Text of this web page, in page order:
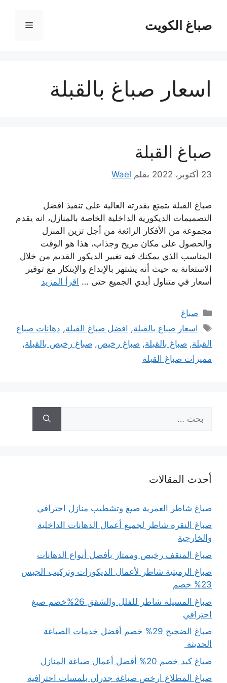
المحتوىصباغ الكويت القائمة
اسعار صباغ بالقبلة
صباغ القبلة
23 أكتوبر، 2022 بقلم Wael
صباغ القبلة يتمتع بقدرته العالية على تنفيذ افضل
التصميمات الديكورية الداخلية الخاصة بالمنازل، انه يقدم
مجموعة من الأفكار الرائعة من أجل تزين المنزل
والحصول على مكان مريح وجذاب، هذا هو الوقت
المناسب الذي يمكنك فيه تغيير الديكور القديم من خلال
الاستعانة به حيث أنه يشتهر بالإبداع والإبتكار مع توفير
أسعار في متناول أيدي الجميع حتى … اقرأ المزيد
التصنيفات
صباغ
الوسوم
اسعار صباغ بالقبلة, افضل صباغ القبلة, دهانات صباغ
القبلة, صباغ بالقبلة, صباغ رخيص, صباغ رخيص بالقبلة,
مميزات صباغ القبلة
عن:
أحدث المقالات
صباغ شاطر العمرية صبغ وتشطيب منازل احترافي
صباغ النقرة شاطر لجميع أعمال الدهانات الداخلية
والخارجية
صباغ المنقف رخيص وممتاز بأفضل أنواع الدهانات
صباغ الرميثية شاطر لأعمال الديكورات وتركيب الجبس
23% خصم
صباغ المسيلة شاطر للفلل والشقق 26%خصم صبغ
احترافي
صباغ الضجيج 29% خصم أفضل خدمات الصباغة
الحديثة
صباغ كبد خصم 20% أفضل أعمال صباغة المنازل
صباغ المطلاع ارخص صباغة جدران بلمسات احترافية